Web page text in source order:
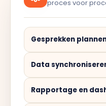
Alle
proces voor
Gesprekken
Data
Rapportage en